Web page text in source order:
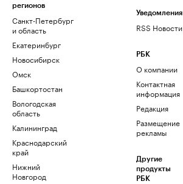
регионов
Санкт-Петербург
и область
Екатеринбург
Новосибирск
Омск
Башкортостан
Вологодская
область
Калининград
Краснодарский
край
Нижний
Новгород
Уведомления
RSS Новости
РБК
О компании
Контактная
информация
Редакция
Размещение
рекламы
Другие
продукты
РБК